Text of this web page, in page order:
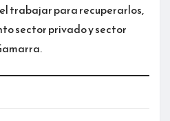
trabajar para recuperarlos,
sector privado y sector